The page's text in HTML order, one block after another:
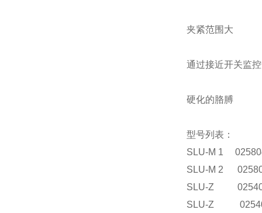
夹紧范围大
通过接近开关监
硬化的胳膊
型号列表：
SLU-M 1
SLU-M 2
SLU-Z
SLU-Z